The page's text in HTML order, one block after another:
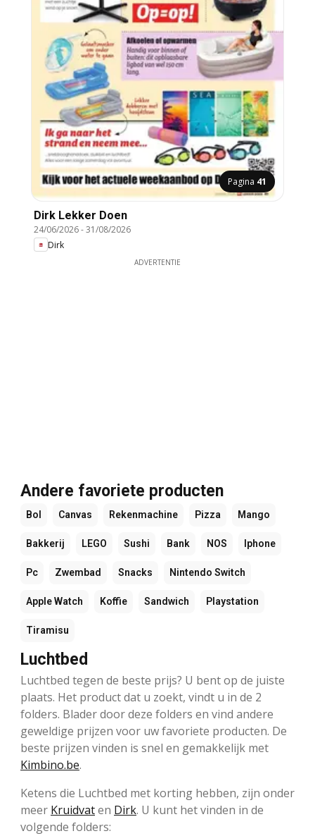
Pagina 41
Dirk Lekker Doen
24/06/2026-31/08/2026
Dirk
ADVERTENTIE
Andere favoriete producten
Bol Canvas Rekenmachine Pizza Mango
Bakkerij LEGO Sushi Bank NOS Iphone
Pc Zwembad Snacks Nintendo Switch
Apple Watch Koffie Sandwich Playstation
Tiramisu
Luchtbed
Luchtbed tegen de beste prijs? U bent op de juiste
plaats. Het product dat u zoekt, vindt u in de 2
folders. Blader door deze folders en vind andere
geweldige prijzen voor uw favoriete producten. De
beste prijzen vinden is snel en gemakkelijk met
Kimbino.be.
Ketens die Luchtbed met korting hebben, zijn onder
meer Kruidvaten Dirk. U kunt het vinden in de
volgende folders: